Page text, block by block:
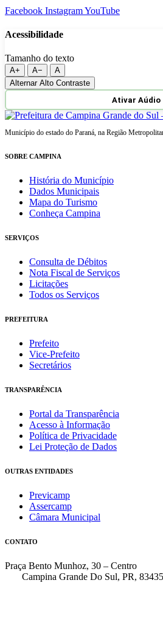
Facebook InstagramYouTube
Acessibilidade
Tamanho do texto
A+ A−
A
Alternar Alto Contraste
Ativar Aúdio
Município do estado do Paraná, na Região
SOBRE CAMPINA
História do Município
Dados Municipais
Mapa do Turismo
Conheça Campina
SERVIÇOS
Consulta de Débitos
Nota Fiscal de Serviços
Licitações
Todos os Serviços
PREFEITURA
Prefeito
Vice-Prefeito
Secretários
TRANSPARÊNCIA
Portal da Transparência
Acesso à Informação
Política de Privacidade
Lei Proteção de Dados
OUTRAS ENTIDADES
Previcamp
Assercamp
Câmara Municipal
CONTATO
Praça Bento Munhoz, 30 – Centro
Campina Grande Do Sul, PR,